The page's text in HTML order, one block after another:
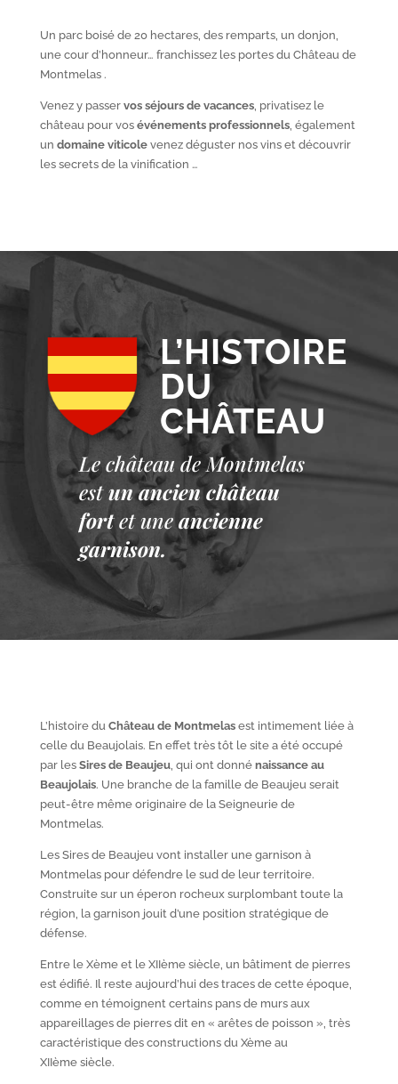
Un parc boisé de 20 hectares, des remparts, un donjon,
une cour d’honneur… franchissez les portes du Château de
Montmelas .
Venez y passer vos séjours de vacances, privatisez le
château pour vos événements professionnels, également
un domaine viticolevenez déguster nos vins et découvrir
les secrets de la vinification …
L’HISTOIRE
DU
CHÂTEAU
Le château de Montmelas
est un ancien château
fort et une ancienne
garnison.
L’histoire duChâteau de Montmelasest intimement liée à
celle du Beaujolais. En effet très tôt le site a été occupé
par les Sires de Beaujeu, qui ont donné naissance au
Beaujolais. Une branche de la famille de Beaujeu serait
peut-être même originaire de la Seigneurie de
Montmelas.
Les Sires de Beaujeu vont installer une garnison à
Montmelas pour défendre le sud de leur territoire.
Construite sur un éperon rocheux surplombant toute la
région, la garnison jouit d’une position stratégique de
défense.
Entre le Xèmeet le XIIèmesiècle, un bâtiment de pierres
est édifié. Il reste aujourd’hui des traces de cette époque,
comme en témoignent certains pans de murs aux
appareillages de pierres dit en « arêtes de poisson », très
caractéristique des constructions du Xèmeau
XIIèmesiècle.